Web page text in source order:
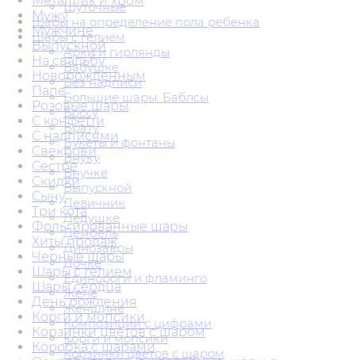
Шуточные
Шары на определение пола ребенка
Шары с гелием
Арки и гирлянды
Бабушке
Без надписи
Большие шары. Баблсы
Боссу
Брату
Букеты и фонтаны
Внуку
Внучке
Выпускной
Девичник
Дедушке
Дембель
Динозавры
Дочке
Единороги и фламинго
Жене
Женщине
Композиции с цифрами
Корги и мопсики
Корзинки цветов с шаром
Мужу
Мужчине
Выпускной
На свадьбу
Новорожденным
Папе
Розовые шары
С конфетти
С надписями
Свекрови
Сестре
Скидки
Сыну
Три кота
Фольгированные шары
Хиты продаж
Черные шары
Шары с гелием
Шары сердца
День рождения
Корги и мопсики
Корзинки цветов с шаром
Коробка с шарами